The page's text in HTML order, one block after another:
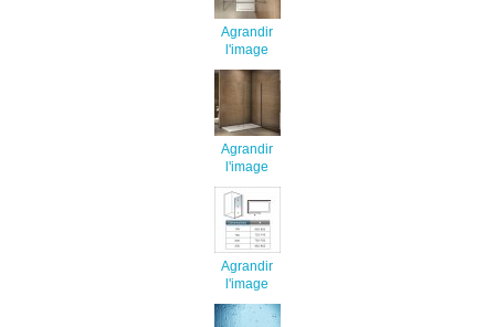
Agrandir
l'image
Agrandir
l'image
Agrandir
l'image